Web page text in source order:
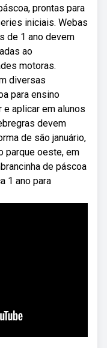
prontas para
iniciais. Webas
de 1 ano devem
ao
motoras.
diversas
para ensino
e aplicar em alunos
devem
de são januário,
parque oeste, em
de páscoa
1 ano para